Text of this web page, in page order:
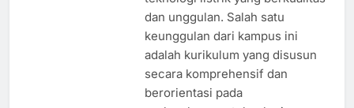
dan unggulan. Salah satu
keunggulan dari kampus ini
adalah kurikulum yang disusun
secara komprehensif dan
berorientasi pada